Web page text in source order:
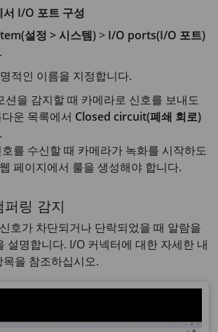
I/O 포트 구성
설정 > 시스템)> I/O ports(I/O 포트)
적인 이름을 지정합니다.
션을 감지할 때 카메라로 신호를 보내도
운 목록에서 Closed circuit(폐쇄 회로)
를 수신할 때 카메라가 녹화를 시작하도
페이지에서 룰을 생성해야 합니다.
링 감지
호가 차단되거나 단락되었을 때 알람을
설명합니다. I/O 커넥터에 대한 자세한 내
목을 참조하십시오.